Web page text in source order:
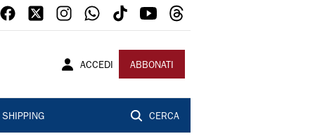
ACCEDI ABBONATI
SHIPPING CERCA